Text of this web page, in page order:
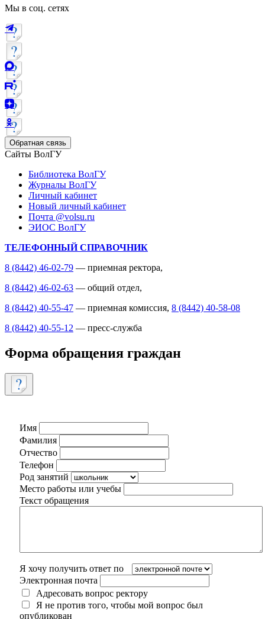
Мы в соц. сетях
Обратная связь
Сайты ВолГУ
Библиотека ВолГУ
Журналы ВолГУ
Личный кабинет
Новый личный кабинет
Почта @volsu.ru
ЭИОС ВолГУ
ТЕЛЕФОННЫЙ СПРАВОЧНИК
8 (8442) 46-02-79 — приемная ректора,
8 (8442) 46-02-63 — общий отдел,
8 (8442) 40-55-47 — приемная комиссия, 8 (8442) 40-58-08
8 (8442) 40-55-12 — пресс-служба
Форма обращения граждан
Имя
Фамилия
Отчество
Телефон
Род занятий
Место работы или учебы
Текст обращения
Я хочу получить ответ по
Электронная почта
Адресовать вопрос ректору
Я не против того, чтобы мой вопрос был
опубликован